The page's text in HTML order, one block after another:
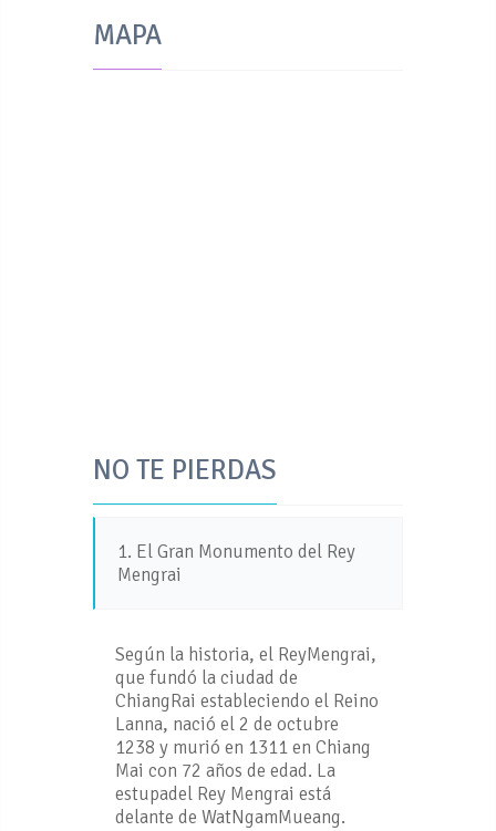
MAPA
NO TE PIERDAS
1. El Gran Monumento del Rey
Mengrai
Según la historia, el ReyMengrai,
que fundó la ciudad de
ChiangRai estableciendo el Reino
Lanna, nació el 2 de octubre
1238 y murió en 1311 en Chiang
Mai con 72 años de edad. La
estupadel Rey Mengrai está
delante de WatNgamMueang.